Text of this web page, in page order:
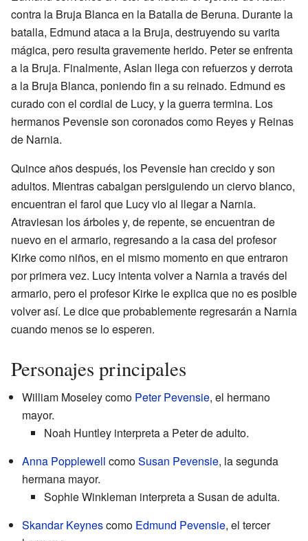
contra la Bruja Blanca en la Batalla de Beruna. Durante la
batalla, Edmund ataca a la Bruja, destruyendo su varita
mágica, pero resulta gravemente herido. Peter se enfrenta
a la Bruja. Finalmente, Aslan llega con refuerzos y derrota
a la Bruja Blanca, poniendo fin a su reinado. Edmund es
curado con el cordial de Lucy, y la guerra termina. Los
hermanos Pevensie son coronados como Reyes y Reinas
de Narnia.
Quince años después, los Pevensie han crecido y son
adultos. Mientras cabalgan persiguiendo un ciervo blanco,
encuentran el farol que Lucy vio al llegar a Narnia.
Atraviesan los árboles y, de repente, se encuentran de
nuevo en el armario, regresando a la casa del profesor
Kirke como niños, en el mismo momento en que entraron
por primera vez. Lucy intenta volver a Narnia a través del
armario, pero el profesor Kirke le explica que no es posible
volver así. Le dice que probablemente regresarán a Narnia
cuando menos se lo esperen.
Personajes principales
William Moseley como Peter Pevensie, el hermano
mayor.
Noah Huntley interpreta a Peter de adulto.
Anna Popplewell comoSusan Pevensie, la segunda
hermana mayor.
Sophie Winkleman interpreta a Susan de adulta.
Skandar Keynescomo Edmund Pevensie, el tercer